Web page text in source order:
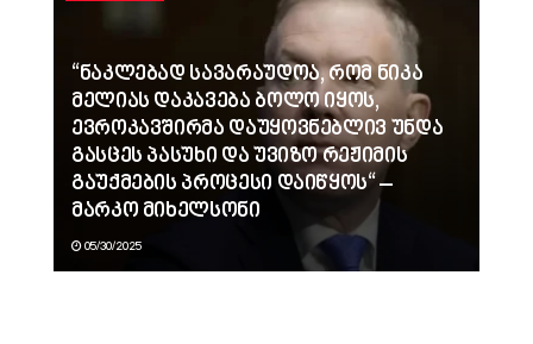
“ნაკლებად სავარაუდოა, რომ ნიკა
მელიას დაკავება ბოლო იყოს,
ევროკავშირმა დაუყოვნებლივ უნდა
გასცეს პასუხი და უვიზო რეჟიმის
გაუქმების პროცესი დაიწყოს“ –
მარკო მიხელსონი
05/30/2025